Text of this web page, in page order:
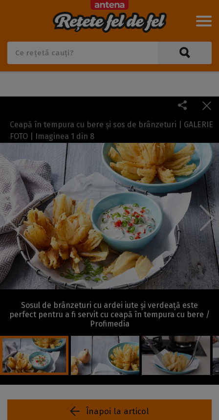
Ceapă în tempura cu bere și sos de brânzeturi | GALERIE
FOTO | Imaginea 1 din 8
Sosul de brânzeturi cu ardei iute și verdeață este
perfect pentru a fi servit cu ceapă în tempura cu bere /
Profimedia
Înapoi la articol